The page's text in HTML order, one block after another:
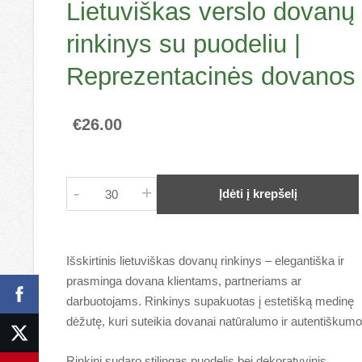
Lietuviškas verslo dovanų
rinkinys su puodeliu |
Reprezentacinės dovanos
€26.00
- + Įdėti į krepšelį
Išskirtinis lietuviškas dovanų rinkinys – elegantiška ir
prasminga dovana klientams, partneriams ar
darbuotojams. Rinkinys supakuotas į estetišką medinę
dėžutę, kuri suteikia dovanai natūralumo ir